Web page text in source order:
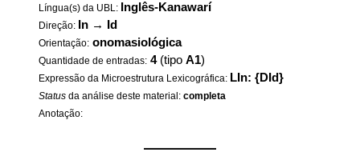
Língua(s) da UBL: Inglês-Kanawarí
Direção: In → Id
Orientação: onomasiológica
Quantidade de entradas: 4(tipoA1)
Expressão da Microestrutura Lexicográfica: LIn: {DId}
Status da análise deste material:completa
Anotação:
——————